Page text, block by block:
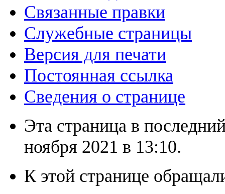
Связанные правки
Служебные страницы
Версия для печати
Постоянная ссылка
Сведения о странице
Эта страница в
ноября 2021 в 13:10.
К этой странице